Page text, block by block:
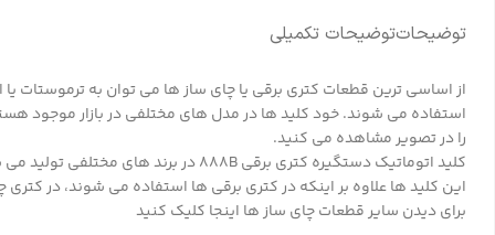
توضیحاتتوضیحات تکمیلی
از اساسی ترین قطعات کتری برقی یاچای سازها می توان به ترموستات
را در تصویر مشاهده می کنید.
کلید اتوماتیک دستگیره کتری برقی 888B در برند های مختلفی تولید می شود. پارسیان پارت بهترین برند ها را که مورد تایید باشد برای شما فراهم می کند.
این کلید ها علاوه بر اینکه در کتری برقی ها استفاده می شوند، در
برای دیدن سایر قطعات چای ساز ها اینجا کلیک کنید